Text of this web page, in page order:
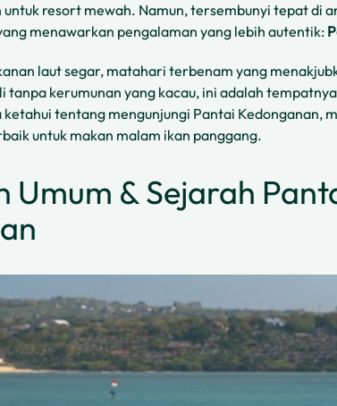
resort mewah. Namun, tersembunyi tepat di
menawarkan pengalaman yang lebih autentik:
laut segar, matahari terbenam yang
kerumunan yang kacau, ini adalah
ketahui tentang mengunjungi Pantai Kedonganan,
untuk makan malam ikan panggang.
Umum & Sejarah